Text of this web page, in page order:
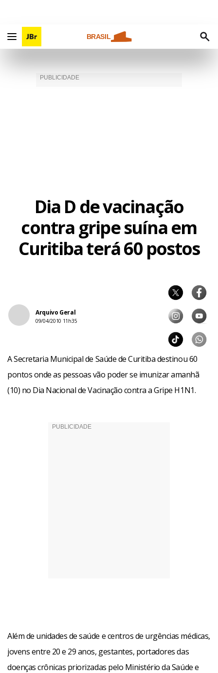
BRASIL
Dia D de vacinação
contra gripe suína em
Curitiba terá 60 postos
Arquivo Geral
09/04/2010 11h35
A Secretaria Municipal de Saúde de Curitiba destinou 60
pontos onde as pessoas vão poder se imunizar amanhã
(10) no Dia Nacional de Vacinação contra a Gripe H1N1.
Além de unidades de saúde e centros de urgências médicas,
jovens entre 20 e 29 anos, gestantes, portadores das
doenças crônicas priorizadas pelo Ministério da Saúde e